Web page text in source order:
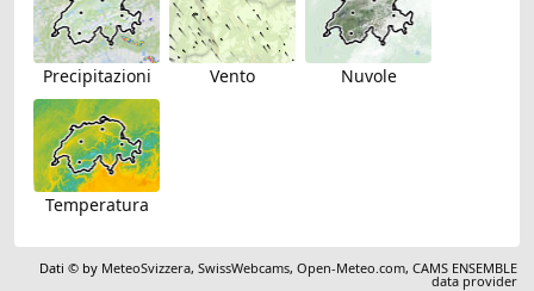
Precipitazioni Vento Nuvole
Temperatura
Dati © by MeteoSvizzera,SwissWebcams,Open-Meteo.com,CAMS ENSEMBLE
data provider